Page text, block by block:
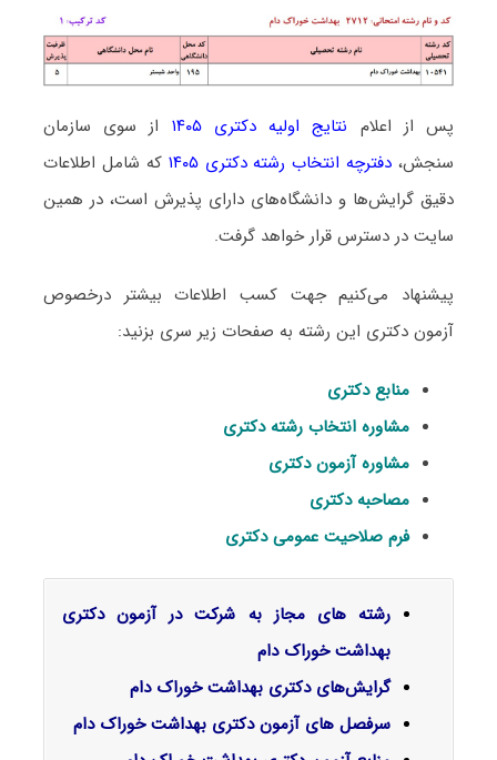
پس از اعلام نتایج اولیه دکتری ۱۴۰۵
از سوی سازمان
سنجش، دفترچه انتخاب رشته دکتری ۱۴۰۵
که شامل اطلاعات
دقیق گرایش‌ها و دانشگاه‌های دارای پذیرش است، در همین
سایت در دسترس قرار خواهد گرفت.
پیشنهاد می‌کنیم جهت کسب اطلاعات بیشتر درخصوص
آزمون دکتری این رشته به صفحات زیر سری بزنید:
منابع دکتری
مشاوره انتخاب رشته دکتری
مشاوره آزمون دکتری
مصاحبه دکتری
فرم صلاحیت عمومی دکتری
رشته های مجاز به شرکت در آزمون دکتری
بهداشت خوراک دام
گرایش‌های دکتری ﺑﻬﺪاﺷﺖ ﺧﻮراک دام
سرفصل‌ های آزمون دکتری بهداشت خوراک دام